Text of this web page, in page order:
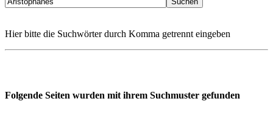
Hier bitte die Suchwörter durch Komma getrennt eingeben
Folgende Seiten wurden mit ihrem Suchmuster gefunden